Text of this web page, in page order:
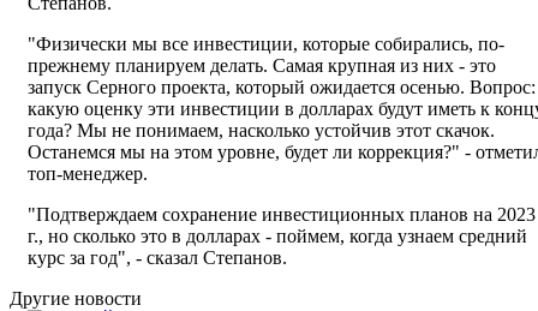
"Физически мы все инвестиции, которые собирались, по-
прежнему планируем делать. Самая крупная из них - это
запуск Серного проекта, который ожидается осенью. Вопрос:
какую оценку эти инвестиции в долларах будут иметь к
года? Мы не понимаем, насколько устойчив этот скачок.
Останемся мы на этом уровне, будет ли коррекция?" -
топ-менеджер.
"Подтверждаем сохранение инвестиционных планов на 2023
г., но сколько это в долларах - поймем, когда узнаем средний
курс за год", - сказал Степанов.
Другие новости